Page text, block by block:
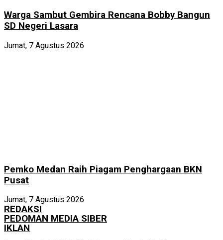
Warga Sambut Gembira Rencana Bobby Bangun
SD Negeri Lasara
Jumat, 7 Agustus 2026
Pemko Medan Raih Piagam Penghargaan BKN
Pusat
Jumat, 7 Agustus 2026
REDAKSI
PEDOMAN MEDIA SIBER
IKLAN